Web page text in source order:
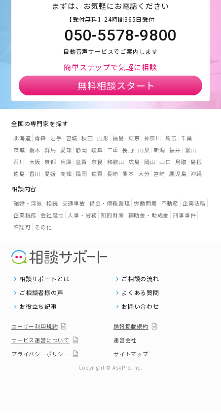
まずは、お気軽にお電話ください
【受付無料】24時間365日受付
050-5578-9800
自動音声サービスでご案内します
簡単ステップで気軽に相談
無料相談スタート
全国の専門家を探す
北海道 青森 岩手 宮城 秋田 山形 福島 東京 神奈川 埼玉 千葉
茨城 栃木 群馬 愛知 静岡 岐阜 三重 長野 山梨 新潟 福井
富山
石川
大阪 京都 兵庫 滋賀 奈良 和歌山 広島 岡山 山口 鳥取
島根
徳島 香川 愛媛 高知 福岡 佐賀 長崎 熊本 大分 宮崎 鹿児島 沖縄
相談内容
離婚・浮気 相続 交通事故 借金・債務整理 労働問題 不動産 企業法務
企業税務 会社設立 人事・労務 知的財産 補助金・助成金 刑事事件
許認可 その他
相談サポートとは
ご相談の流れ
ご相談者様の声
よくある質問
お役立ち記事
お問い合わせ
ユーザー利用規約
情報掲載規約
サービス運営について
運営会社
プライバシーポリシー
サイトマップ
Copyright © AskPro.Inc.